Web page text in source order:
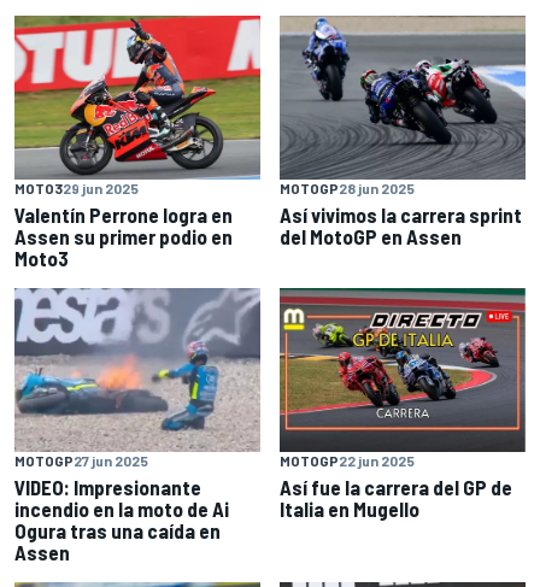
MOTO329 jun 2025
Valentín Perrone logra en
Assen su primer podio en
Moto3
MOTOGP28 jun 2025
Así vivimos la carrera sprint
del MotoGP en Assen
MOTOGP27 jun 2025
VIDEO: Impresionante
incendio en la moto de Ai
Ogura tras una caída en
Assen
MOTOGP22 jun 2025
Así fue la carrera del GP de
Italia en Mugello